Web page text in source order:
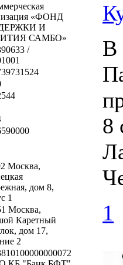
«ФОНД
И
САМБО»
/
Москва,
дом 8,
1
Москва,
Каретный
дом 17,
2
В
8
1